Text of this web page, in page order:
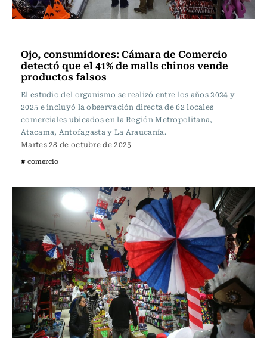
Ojo, consumidores: Cámara de Comercio
detectó que el 41% de malls chinos vende
productos falsos
El estudio del organismo se realizó entre los años 2024 y
2025 e incluyó la observación directa de 62 locales
comerciales ubicados en la Región Metropolitana,
Atacama, Antofagasta y La Araucanía.
Martes 28 de octubre de 2025
# comercio